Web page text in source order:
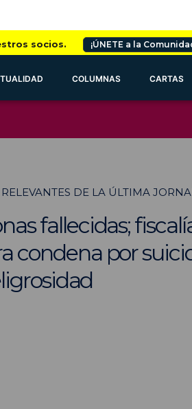
socios. ¡ÚNETE a la
COLUMNAS CARTAS
DE LA ÚLTIMA
fallecidas;
condena por